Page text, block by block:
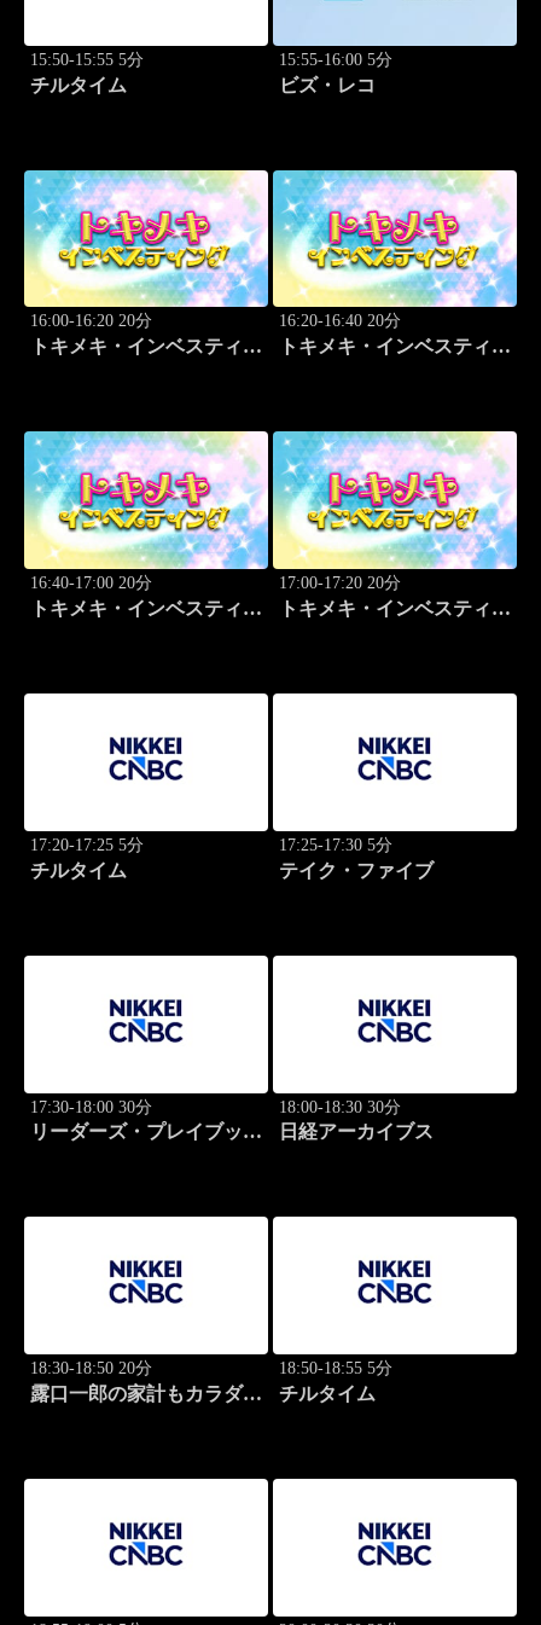
15:50-15:55 5分
チルタイム
15:55-16:00 5分
ビズ・レコ
16:00-16:20 20分
トキメキ・インベスティン
16:20-16:40 20分
トキメキ・インベスティン
16:40-17:00 20分
トキメキ・インベスティン
17:00-17:20 20分
トキメキ・インベスティン
17:20-17:25 5分
チルタイム
17:25-17:30 5分
テイク・ファイブ
17:30-18:00 30分
リーダーズ・プレイブック
18:00-18:30 30分
日経アーカイブス
18:30-18:50 20分
露口一郎の家計もカラダも
18:50-18:55 5分
チルタイム